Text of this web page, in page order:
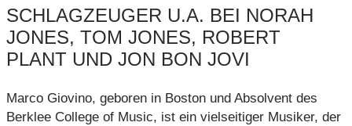
SCHLAGZEUGER U.A. BEI NORAH
JONES, TOM JONES, ROBERT
PLANT UND JON BON JOVI
Marco Giovino, geboren in Boston und Absolvent des
Berklee College of Music, ist ein vielseitiger Musiker, der